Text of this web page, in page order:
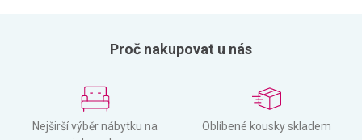
Proč nakupovat u nás
Nejširší výběr nábytku na
Oblíbené kousky skladem